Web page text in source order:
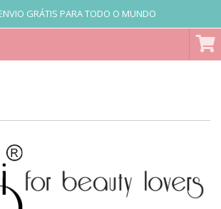
GRÁTIS PARA TODO O MUNDO